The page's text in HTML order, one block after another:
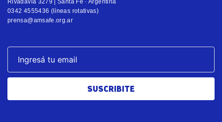
Rivadavia 3279 | Santa Fe · Argentina
0342 4555436 (líneas rotativas)
prensa@amsafe.org.ar
SUSCRIBITE